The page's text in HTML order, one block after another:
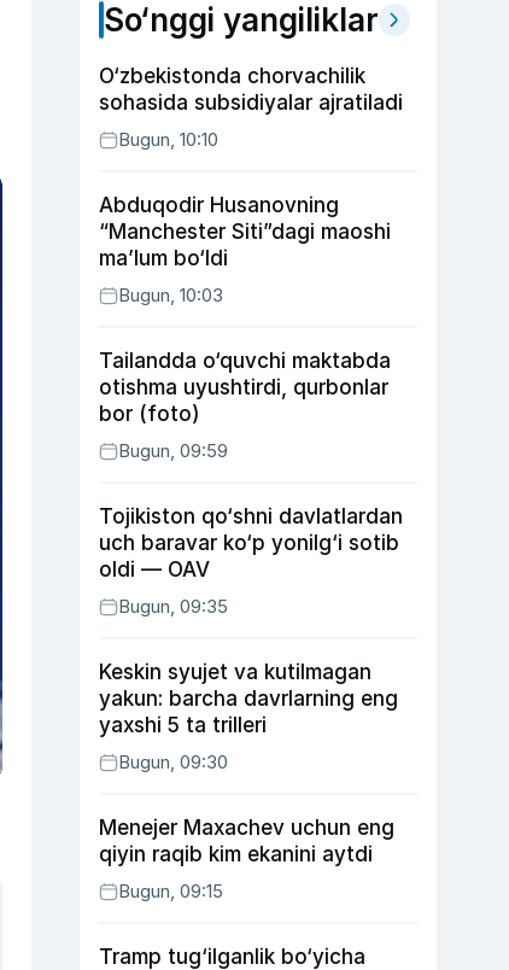
So‘nggi yangiliklar
O‘zbekistonda chorvachilik
sohasida subsidiyalar ajratiladi
Bugun, 10:10
Abduqodir Husanovning
“Manchester Siti”dagi maoshi
ma’lum bo‘ldi
Bugun, 10:03
Tailandda o‘quvchi maktabda
otishma uyushtirdi, qurbonlar
bor (foto)
Bugun, 09:59
Tojikiston qo‘shni davlatlardan
uch baravar ko‘p yonilg‘i sotib
oldi — OAV
Bugun, 09:35
Keskin syujet va kutilmagan
yakun: barcha davrlarning eng
yaxshi 5 ta trilleri
Bugun, 09:30
Menejer Maxachev uchun eng
qiyin raqib kim ekanini aytdi
Bugun, 09:15
Tramp tug‘ilganlik bo‘yicha